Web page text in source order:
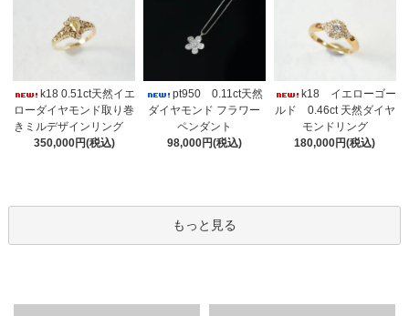
k18 0.51ct天然イエ
ローダイヤモンド取り巻
きミルデザインリング
350,000円(税込)
pt950 0.11ct天然
ダイヤモンド フラワー
ペンダント
98,000円(税込)
k18 イエローゴー
ルド 0.46ct 天然ダイヤ
モンドリング
180,000円(税込)
もっと見る